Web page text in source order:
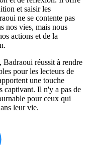
et saisir les
ne se contente pas
nos vies, mais nous
actions et de la
Badraoui réussit à rendre
pour les lecteurs de
une touche
captivant. Il n'y a pas de
pour ceux qui
leur vie.